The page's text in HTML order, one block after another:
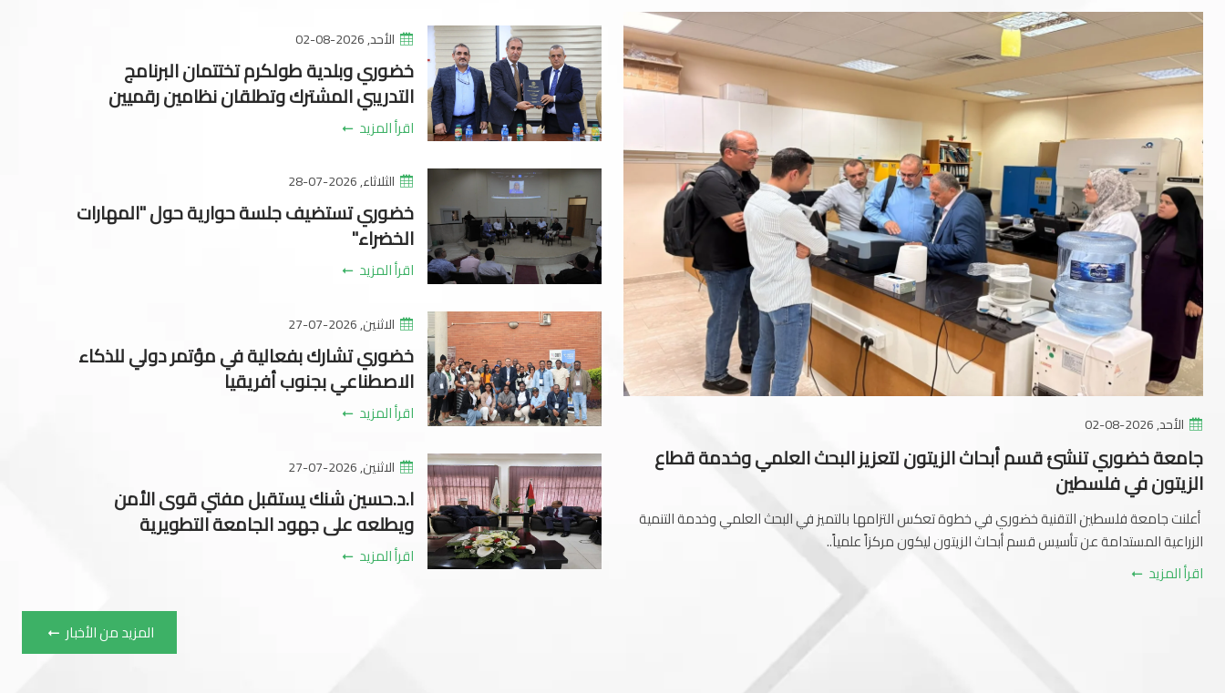
الأحد, 2026-08-02
جامعة خضوري تنشئ قسم أبحاث الزيتون لتعزيز البحث العلمي وخدمة قطاع
الزيتون في فلسطين
أعلنت جامعة فلسطين التقنية خضوري في خطوة تعكس التزامها بالتميز في البحث العلمي وخدمة التنمية
الزراعية المستدامة عن تأسيس قسم أبحاث الزيتون ليكون مركزاً علمياً..
اقرأ المزيد
الأحد, 2026-08-02
خضوري وبلدية طولكرم تختتمان البرنامج
التدريبي المشترك وتطلقان نظامين رقميين
اقرأ المزيد
الثلاثاء, 2026-07-28
خضوري تستضيف جلسة حوارية حول "المهارات
الخضراء"
اقرأ المزيد
الاثنين, 2026-07-27
خضوري تشارك بفعالية في مؤتمر دولي للذكاء
الاصطناعي بجنوب أفريقيا
اقرأ المزيد
الاثنين, 2026-07-27
ا.د.حسين شنك يستقبل مفتي قوى الأمن
ويطلعه على جهود الجامعة التطويرية
اقرأ المزيد
المزيد من الأخبار